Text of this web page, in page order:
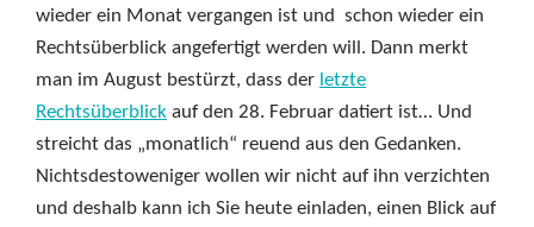
wieder ein Monat vergangen ist und schon wieder ein
Rechtsüberblick angefertigt werden will. Dann merkt
man im August bestürzt, dass der letzte
Rechtsüberblick auf den 28. Februar datiert ist… Und
streicht das „monatlich“ reuend aus den Gedanken.
Nichtsdestoweniger wollen wir nicht auf ihn verzichten
und deshalb kann ich Sie heute einladen, einen Blick auf